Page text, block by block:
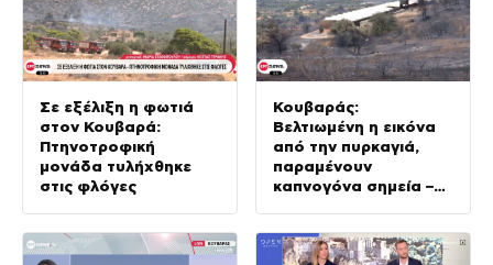
Σε εξέλιξη η φωτιά
στον Κουβαρά:
Πτηνοτροφική
μονάδα τυλήχθηκε
στις φλόγες
Κουβαράς:
Βελτιωμένη η εικόνα
από την πυρκαγιά,
παραμένουν
καπνογόνα σημεία –